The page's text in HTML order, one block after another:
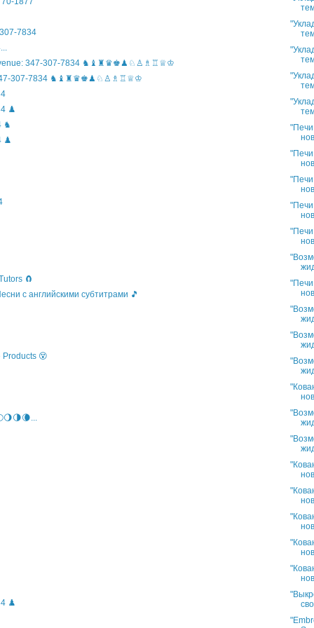
7834
Avenue: 347-307-7834 ♞♝♜♛♚♟♘♙♗♖♕♔
347-307-7834 ♞♝♜♛♚♟♘♙♗♖♕♔
♟️
♞
♟️
🧲
с английскими субтитрами 🎵
Products 😵
♟️